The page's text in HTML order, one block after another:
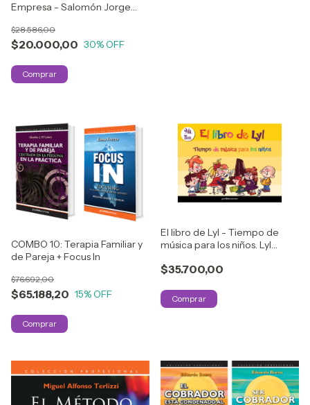
Empresa - Salomón Jorge
$20.000,00
$28.586,00
30% OFF
COMBO 10: Terapia Familiar y
de Pareja + Focus In
$65.188,20
$76.692,00
15% OFF
El libro de Lyl - Tiempo de
música para los niños. Lyl
$35.700,00